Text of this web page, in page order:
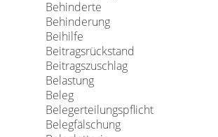
Behinderte
Behinderung
Beihilfe
Beitragsrückstand
Beitragszuschlag
Belastung
Beleg
Belegerteilungspflicht
Belegfälschung